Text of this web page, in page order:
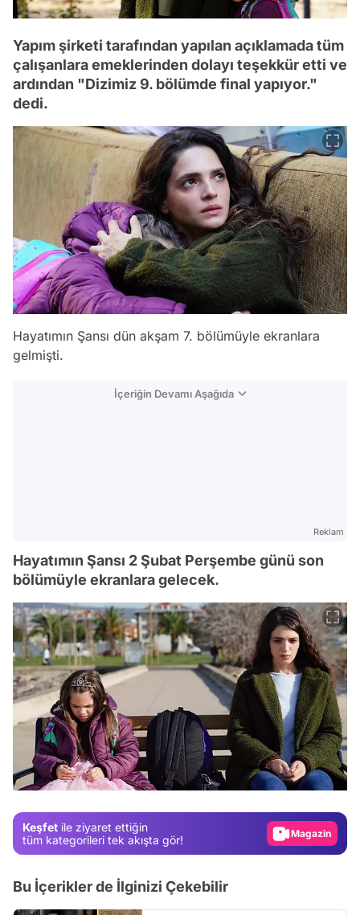
Yapım şirketi tarafından yapılan açıklamada tüm
çalışanlara emeklerinden dolayı teşekkür etti ve
ardından "Dizimiz 9. bölümde final yapıyor."
dedi.
Hayatımın Şansı dün akşam 7. bölümüyle ekranlara
gelmişti.
İçeriğin Devamı Aşağıda
Reklam
Hayatımın Şansı 2 Şubat Perşembe günü son
bölümüyle ekranlara gelecek.
Keşfet ile ziyaret ettiğin
tüm kategorileri tek akışta gör!
Video
Test
Magazin
Bu İçerikler de İlginizi Çekebilir